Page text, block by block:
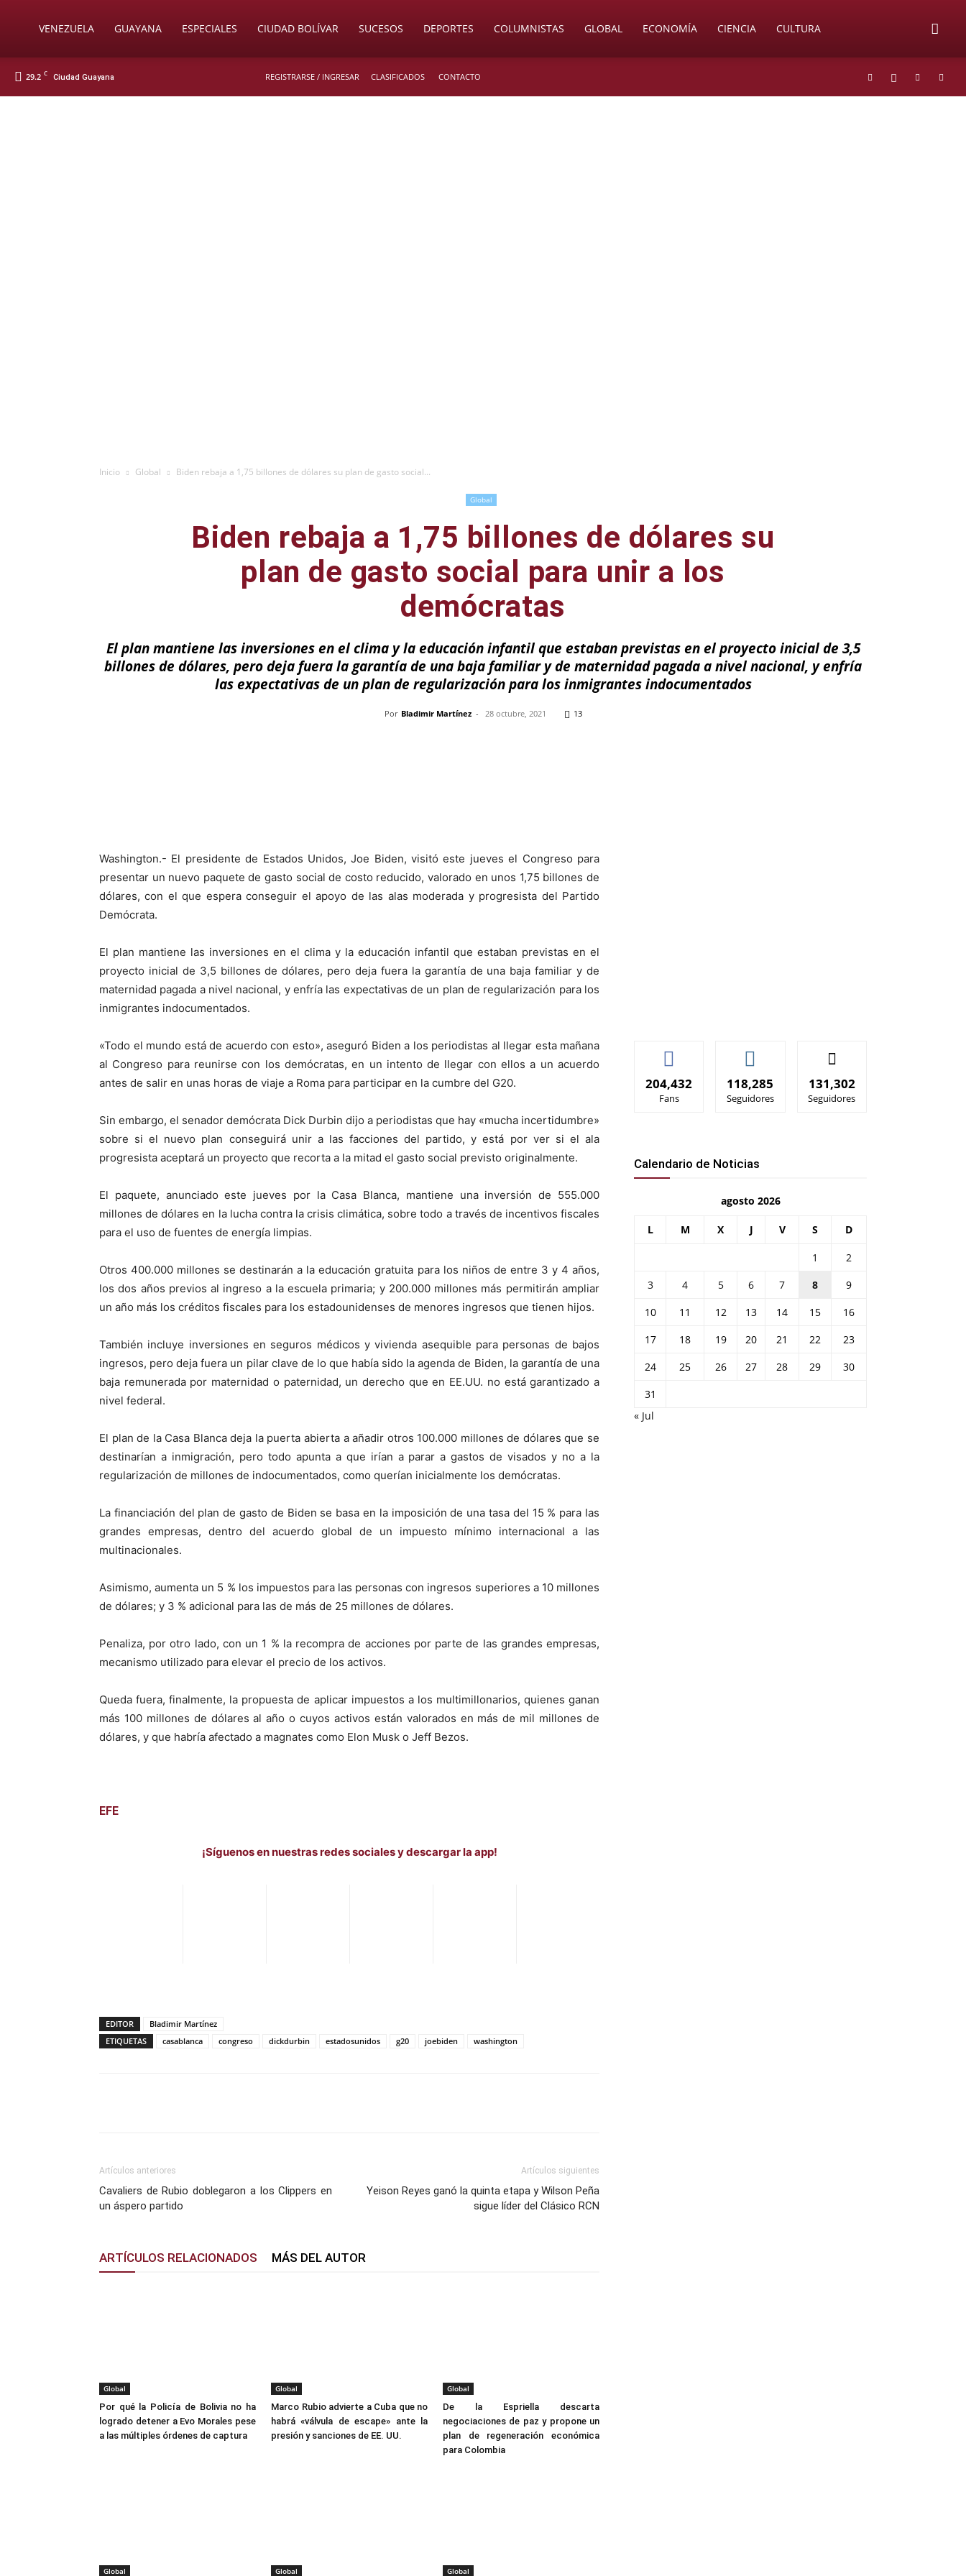
SoyVENEZUELA GUAYANA ESPECIALES CIUDAD BOLÍVAR SUCESOS DEPORTES COLUMNISTAS GLOBAL ECONOMÍA CIENCIA CULTURA
29.2 C Ciudad Guayana REGISTRARSE / INGRESAR CLASIFICADOS CONTACTO
Inicio Global Biden rebaja a 1,75 billones de dólares su plan de gasto social...
Global
Biden rebaja a 1,75 billones de dólares su
plan de gasto social para unir a los
demócratas
El plan mantiene las inversiones en el clima y la educación infantil que estaban previstas en el proyecto inicial de 3,5
billones de dólares, pero deja fuera la garantía de una baja familiar y de maternidad pagada a nivel nacional, y enfría
las expectativas de un plan de regularización para los inmigrantes indocumentados
Por Bladimir Martínez - 28 octubre, 2021 13
Washington.- El presidente de Estados Unidos, Joe Biden, visitó este jueves el Congreso para
presentar un nuevo paquete de gasto social de costo reducido, valorado en unos 1,75 billones de
dólares, con el que espera conseguir el apoyo de las alas moderada y progresista del Partido
Demócrata.
El plan mantiene las inversiones en el clima y la educación infantil que estaban previstas en el
proyecto inicial de 3,5 billones de dólares, pero deja fuera la garantía de una baja familiar y de
maternidad pagada a nivel nacional, y enfría las expectativas de un plan de regularización para los
inmigrantes indocumentados.
«Todo el mundo está de acuerdo con esto», aseguró Biden a los periodistas al llegar esta mañana
al Congreso para reunirse con los demócratas, en un intento de llegar con ellos a un acuerdo
antes de salir en unas horas de viaje a Roma para participar en la cumbre del G20.
Sin embargo, el senador demócrata Dick Durbin dijo a periodistas que hay «mucha incertidumbre»
sobre si el nuevo plan conseguirá unir a las facciones del partido, y está por ver si el ala
progresista aceptará un proyecto que recorta a la mitad el gasto social previsto originalmente.
El paquete, anunciado este jueves por la Casa Blanca, mantiene una inversión de 555.000
millones de dólares en la lucha contra la crisis climática, sobre todo a través de incentivos fiscales
para el uso de fuentes de energía limpias.
Otros 400.000 millones se destinarán a la educación gratuita para los niños de entre 3 y 4 años,
los dos años previos al ingreso a la escuela primaria; y 200.000 millones más permitirán ampliar
un año más los créditos fiscales para los estadounidenses de menores ingresos que tienen hijos.
También incluye inversiones en seguros médicos y vivienda asequible para personas de bajos
ingresos, pero deja fuera un pilar clave de lo que había sido la agenda de Biden, la garantía de una
baja remunerada por maternidad o paternidad, un derecho que en EE.UU. no está garantizado a
nivel federal.
El plan de la Casa Blanca deja la puerta abierta a añadir otros 100.000 millones de dólares que se
destinarían a inmigración, pero todo apunta a que irían a parar a gastos de visados y no a la
regularización de millones de indocumentados, como querían inicialmente los demócratas.
La financiación del plan de gasto de Biden se basa en la imposición de una tasa del 15 % para las
grandes empresas, dentro del acuerdo global de un impuesto mínimo internacional a las
multinacionales.
Asimismo, aumenta un 5 % los impuestos para las personas con ingresos superiores a 10 millones
de dólares; y 3 % adicional para las de más de 25 millones de dólares.
Penaliza, por otro lado, con un 1 % la recompra de acciones por parte de las grandes empresas,
mecanismo utilizado para elevar el precio de los activos.
Queda fuera, finalmente, la propuesta de aplicar impuestos a los multimillonarios, quienes ganan
más 100 millones de dólares al año o cuyos activos están valorados en más de mil millones de
dólares, y que habría afectado a magnates como Elon Musk o Jeff Bezos.
EFE
¡Síguenos en nuestras redes sociales y descargar la app!
EDITOR
Bladimir Martínez
ETIQUETAS
casablanca congreso dickdurbin estadosunidos g20 joebiden washington
Artículos anteriores
Cavaliers de Rubio doblegaron a los Clippers en
un áspero partido
Artículos siguientes
Yeison Reyes ganó la quinta etapa y Wilson Peña
sigue líder del Clásico RCN
ARTÍCULOS RELACIONADOS MÁS DEL AUTOR
Global
Por qué la Policía de Bolivia no ha
logrado detener a Evo Morales pese
a las múltiples órdenes de captura
Global
Marco Rubio advierte a Cuba que no
habrá «válvula de escape» ante la
presión y sanciones de EE. UU.
Global
De la Espriella descarta
negociaciones de paz y propone un
plan de regeneración económica
para Colombia
Global Global Global
204,432
Fans
118,285
Seguidores
131,302
Seguidores
Calendario de Noticias
agosto 2026
L M X J V S D
1
2
3
4 5 6 7 8
9
10
11 12 13 14 15
16
17
18 19 20 21 22
23
24
25 26 27 28 29
30
31
« Jul